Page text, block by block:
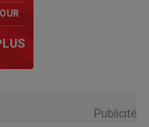
Publicité